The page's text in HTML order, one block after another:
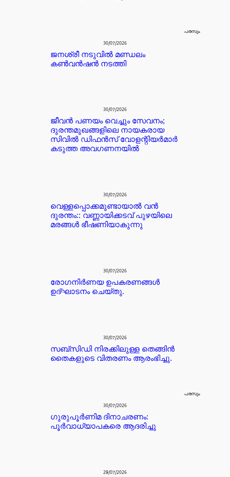
പരസ്യം
30/07/2026
ജനശ്രീ നടുവിൽ മണ്ഡലം
കൺവൻഷൻ നടത്തി
30/07/2026
ജീവൻ പണയം വെച്ചും സേവനം;
ദുരന്തമുഖങ്ങളിലെ നായകരായ
സിവിൽ ഡിഫൻസ് വോളന്റിയർമാർ
കടുത്ത അവഗണനയിൽ
30/07/2026
വെള്ളപ്പൊക്കമുണ്ടായാൽ വൻ
ദുരന്തം:: വണ്ണായിക്കടവ് പുഴയിലെ
മരങ്ങൾ ഭീഷണിയാകുന്നു
30/07/2026
രോഗനിർണയ ഉപകരണങ്ങൾ
ഉദ്ഘാടനം ചെയ്തു.
30/07/2026
സബ്സിഡി നിരക്കിലുള്ള തെങ്ങിൻ
തൈകളുടെ വിതരണം ആരംഭിച്ചു.
പരസ്യം
30/07/2026
ഗുരുപൂർണിമ ദിനാചരണം:
പൂർവാധ്യാപകരെ ആദരിച്ചു
29/07/2026